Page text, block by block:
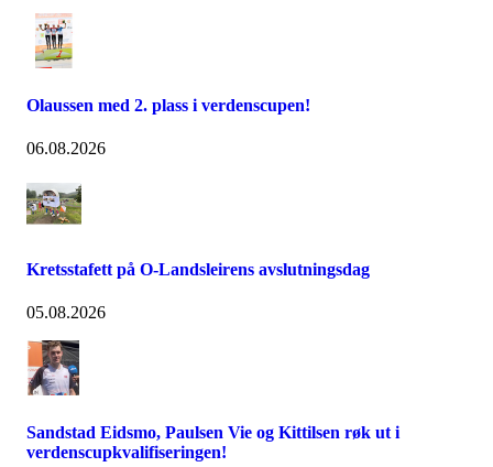
Olaussen med 2. plass i verdenscupen!
06.08.2026
Kretsstafett på O-Landsleirens avslutningsdag
05.08.2026
Sandstad Eidsmo, Paulsen Vie og Kittilsen røk ut i
verdenscupkvalifiseringen!